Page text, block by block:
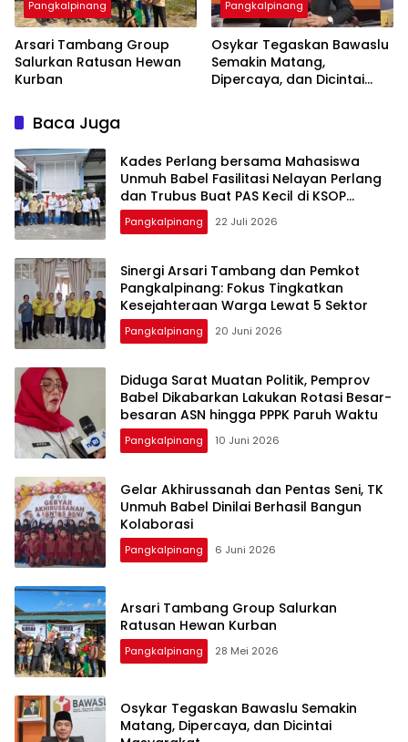
Pangkalpinang
‎Arsari Tambang Group
Salurkan Ratusan Hewan
Kurban
Pangkalpinang
Osykar Tegaskan Bawaslu
Semakin Matang,
Dipercaya, dan Dicintai
Baca Juga
Kades Perlang bersama Mahasiswa
Unmuh Babel Fasilitasi Nelayan Perlang
dan Trubus Buat PAS Kecil di KSOP
Pangkalbalam
Pangkalpinang 22 Juli 2026
‎Sinergi Arsari Tambang dan Pemkot
Pangkalpinang: Fokus Tingkatkan
Pangkalpinang 20 Juni 2026
‎Diduga Sarat Muatan Politik, Pemprov
Babel Dikabarkan Lakukan Rotasi Besar-
Pangkalpinang 10 Juni 2026
‎Gelar Akhirussanah dan Pentas Seni, TK
Unmuh Babel Dinilai Berhasil Bangun
Pangkalpinang 6 Juni 2026
‎Arsari Tambang Group Salurkan
Ratusan Hewan Kurban
Pangkalpinang 28 Mei 2026
Osykar Tegaskan Bawaslu Semakin
Matang, Dipercaya, dan Dicintai